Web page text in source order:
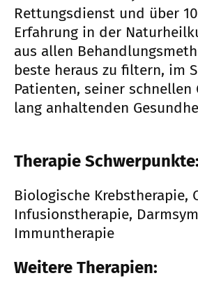
Rettungsdienst und über
Erfahrung in der
aus allen
beste heraus zu filtern, im
Patienten, seiner schnellen
lang anhaltenden
Therapie Schwerpunkte:
Biologische Krebstherapie,
Infusionstherapie,
Immuntherapie
Weitere Therapien: